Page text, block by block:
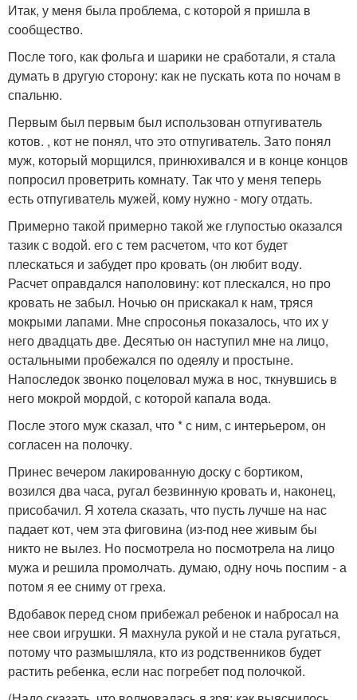
Итак, у меня была проблема, с которой я пришла в
сообщество.
После того, как фольга и шарики не сработали, я стала
думать в другую сторону: как не пускать кота по ночам в
спальню.
Первым был первым был использован отпугиватель
котов. , кот не понял, что это отпугиватель. Зато понял
муж, который морщился, принюхивался и в конце концов
попросил проветрить комнату. Так что у меня теперь
есть отпугиватель мужей, кому нужно - могу отдать.
Примерно такой примерно такой же глупостью оказался
тазик с водой. его с тем расчетом, что кот будет
плескаться и забудет про кровать (он любит воду.
Расчет оправдался наполовину: кот плескался, но про
кровать не забыл. Ночью он прискакал к нам, тряся
мокрыми лапами. Мне спросонья показалось, что их у
него двадцать две. Десятью он наступил мне на лицо,
остальными пробежался по одеялу и простыне.
Напоследок звонко поцеловал мужа в нос, ткнувшись в
него мокрой мордой, с которой капала вода.
После этого муж сказал, что * с ним, с интерьером, он
согласен на полочку.
Принес вечером лакированную доску с бортиком,
возился два часа, ругал безвинную кровать и, наконец,
присобачил. Я хотела сказать, что пусть лучше на нас
падает кот, чем эта фиговина (из-под нее живым бы
никто не вылез. Но посмотрела но посмотрела на лицо
мужа и решила промолчать. думаю, одну ночь поспим - а
потом я ее сниму от греха.
Вдобавок перед сном прибежал ребенок и набросал на
нее свои игрушки. Я махнула рукой и не стала ругаться,
потому что размышляла, кто из родственников будет
растить ребенка, если нас погребет под полочкой.